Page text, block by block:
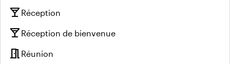
local_bar Réception
local_bar Réception de bienvenue
meeting_room Réunion